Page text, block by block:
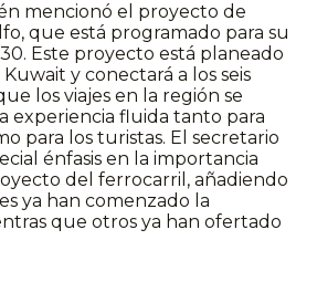
mencionó el proyecto de
que está programado para su
Este proyecto está planeado
y conectará a los seis
los viajes en la región se
experiencia fluida tanto para
para los turistas. El secretario
énfasis en la importancia
del ferrocarril, añadiendo
ya han comenzado la
que otros ya han ofertado